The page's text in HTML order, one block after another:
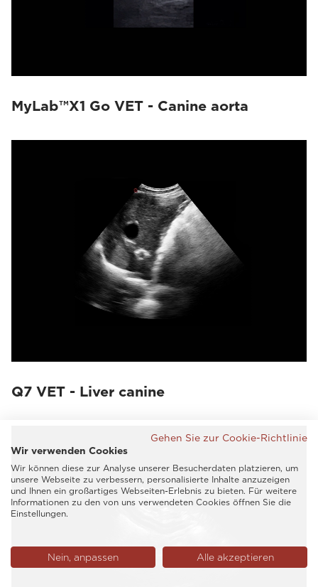
MyLab™X1 Go VET - Canine aorta
Q7 VET - Liver canine
Gehen Sie zur Cookie-Richtlinie
Wir verwenden Cookies
Wir können diese zur Analyse unserer Besucherdaten platzieren, um
unsere Webseite zu verbessern, personalisierte Inhalte anzuzeigen
und Ihnen ein großartiges Webseiten-Erlebnis zu bieten. Für weitere
Informationen zu den von uns verwendeten Cookies öffnen Sie die
Einstellungen.
Nein, anpassen Alle akzeptieren